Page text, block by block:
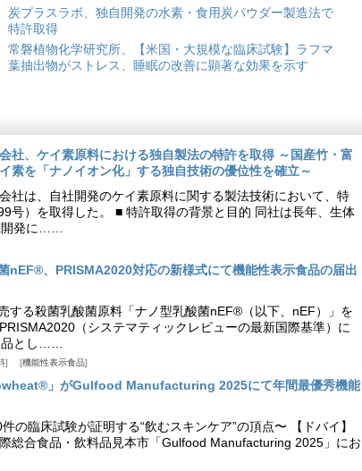
炭プラスラボ、独自開発の水素・食用炭パウダー製造法で
特許取得
常磐植物化学研究所、【米国・大規模な臨床試験】ラフマ
葉抽出物がストレス、睡眠の改善に顕著な効果を示す
社、ケイ素原料における独自製法の特許を取得 ～国産竹・富
素を「ナノイオン化」する独自技術の優位性を確立～
社は、自社開発のケイ素原料に関する製法技術において、特
号）を取得した。 ■ 特許取得の背景と目的 同社は長年、生体
開発に……
nEF®、PRISMA2020対応の新様式にて機能性表示食品の届出
する殺菌乳酸菌原料「ナノ型乳酸菌nEF®（以下、nEF）」を
（システマティックレビューの最新国際基準）に
品とし……
機能性表示食品
」がGulfood Manufacturing 2025にて年間最優秀機能
の臨床試験が証明する“飲むスキンケア”の頂点〜 【ドバイ】
総合食品・飲料品見本市「Gulfood Manufacturing 2025」にお